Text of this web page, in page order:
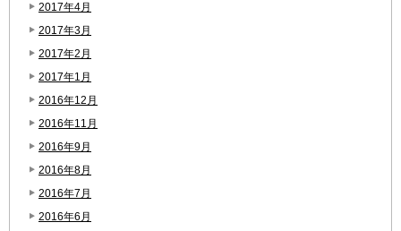
2017年4月
2017年3月
2017年2月
2017年1月
2016年12月
2016年11月
2016年9月
2016年8月
2016年7月
2016年6月